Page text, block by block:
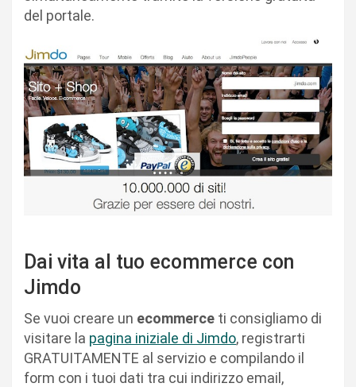
del portale.
Dai vita al tuo ecommerce con
Jimdo
Se vuoi creare un ecommerce ti consigliamo di
visitare la pagina iniziale di Jimdo, registrarti
GRATUITAMENTE al servizio e compilando il
form con i tuoi dati tra cui indirizzo email,